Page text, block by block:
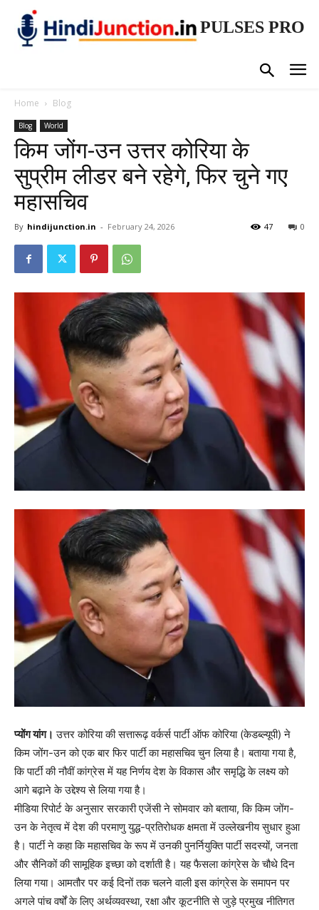
PULSES PRO
Home Blog
Blog World
किम जोंग-उन उत्तर कोरिया के
सुप्रीम लीडर बने रहेगे, फिर चुने गए
महासचिव
By hindijunction.in - February 24, 2026 0
47
प्योंग यांग। उत्तर कोरिया की सत्तारूढ़ वर्कर्स पार्टी ऑफ कोरिया (केडब्ल्यूपी) ने
किम जोंग-उन को एक बार फिर पार्टी का महासचिव चुन लिया है। बताया गया है,
कि पार्टी की नौवीं कांग्रेस में यह निर्णय देश के विकास और समृद्धि के लक्ष्य को
आगे बढ़ाने के उद्देश्य से लिया गया है।
मीडिया रिपोर्ट के अनुसार सरकारी एजेंसी ने सोमवार को बताया, कि किम जोंग-
उन के नेतृत्व में देश की परमाणु युद्ध-प्रतिरोधक क्षमता में उल्लेखनीय सुधार हुआ
है। पार्टी ने कहा कि महासचिव के रूप में उनकी पुनर्नियुक्ति पार्टी सदस्यों, जनता
और सैनिकों की सामूहिक इच्छा को दर्शाती है। यह फैसला कांग्रेस के चौथे दिन
लिया गया। आमतौर पर कई दिनों तक चलने वाली इस कांग्रेस के समापन पर
अगले पांच वर्षों के लिए अर्थव्यवस्था, रक्षा और कूटनीति से जुड़े प्रमुख नीतिगत